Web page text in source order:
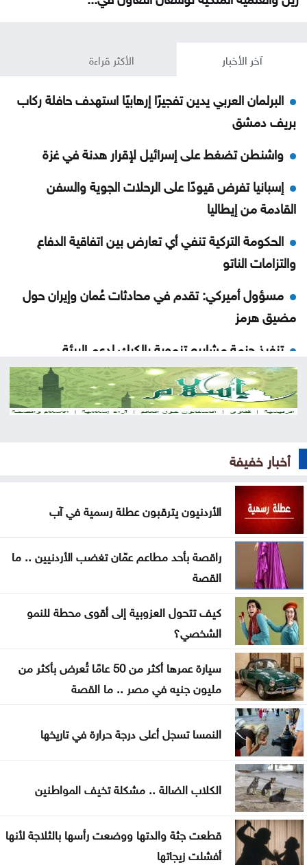
آخر الأخبار الأكثر قراءة
البرلمان العربي يدين تفجيرًا إرهابيًا استهدف حافلة ركاب
بريف دمشق
واشنطن تضغط على إسرائيل لإقرار هدنة في غزة
إسبانيا تفرض قيودًا على الرحلات الجوية والسفن
القادمة من إيطاليا
الحكومة التركية تنفي أي تعارض بين اتفاقية الدفاع
والتزامات الناتو
مسؤول أميركي: تقدم في محادثات عُمان وإيران حول
مضيق هرمز
تنفيذ حزمة مشاريع تنموية بالكرك لدعم البيئة
الاستثمارية
انطلاق منافسات بطولة الحسن الدولية العاشرة
مجلس الشيوخ الأميركي يتبنى عقوبات جديدة على
الحوثيون يتبنون هجومًا على معسكر للقوات الحكومية
في مأرب
عقوبات أميركية تستهدف منصات عملات رقمية
مرتبطة بتمويل الحرس الثوري
البناء الوطني: المباني غير المعزولة تزيد استهلاك الكهرباء
في موجات الحر
انطلاق رحلات برنامج أردننا جنة في الكرك
عون: تقدم إيجابي في مفاوضات روما حول الحدود
والأسرى
سامو زين يفاجئ جمهوره ويعلن ارتباطه بفنانة مصرية
أوبن إيه آي تتيح محادثات غير محدودة لمستخدمي
ChatGPT المجانيين
أخبار خفيفة
الأردنيون يترقبون عطلة رسمية في آب
راقصة بأحد مطاعم عمّان تغضب الأردنيين .. ما
القصة
كيف تتحول العزوبية إلى أقوى محطة للنمو
الشخصي؟
سيارة عمرها أكثر من 50 عامًا تُعرض بأكثر من
مليون جنيه في مصر .. ما القصة
النمسا تسجل أعلى درجة حرارة في تاريخها
الكلاب الضالة .. مشكلة تخيف المواطنين
قطعت جثة والدتها ووضعت رأسها بالثلاجة لأنها
أفشلت زيجاتها